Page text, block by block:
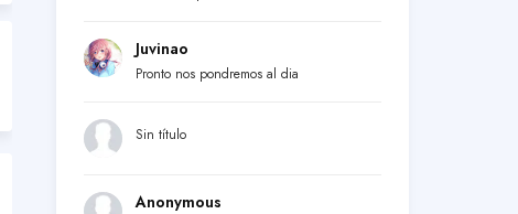
Juvinao
Pronto nos pondremos al dia
Sin título
Anonymous